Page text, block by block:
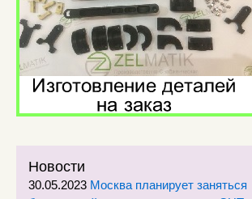
Новости
30.05.2023 Москва планирует заняться